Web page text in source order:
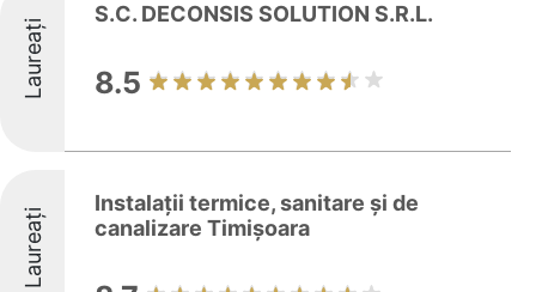
Laureați
S.C. DECONSIS SOLUTION S.R.L.
8.5
Laureați
Instalații termice, sanitare și de
canalizare Timișoara